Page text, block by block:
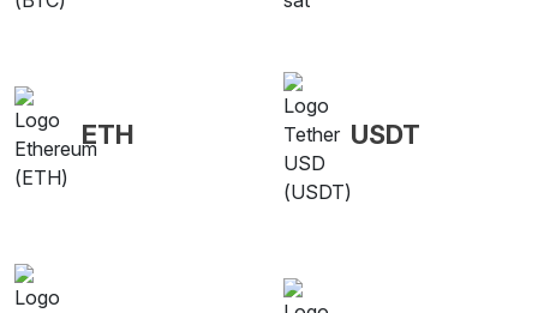
ETH USDT